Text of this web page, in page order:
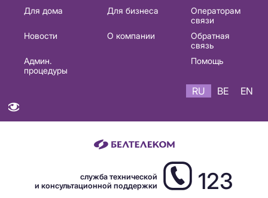
Основная
навигация
Для дома Для бизнеса
Операторам
связи
Новости
О компании
Обратная
связь
Админ.
процедуры
Помощь
RU BE EN
служба технической
и консультационной поддержки
123